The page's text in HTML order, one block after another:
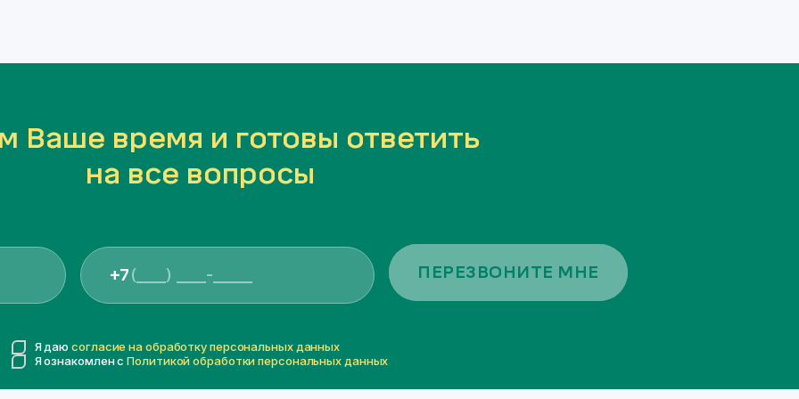
Ваше время и готовы ответить
на все вопросы
+7 ПЕРЕЗВОНИТЕ МНЕ
Я даю согласие на обработку персональных данных
Я ознакомлен с Политикой обработки персональных данных